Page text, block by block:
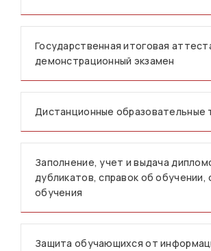
Государственная итоговая
демонстрационный экзамен
Дистанционные образовательные
Заполнение, учет и выдача
дубликатов, справок об обучении,
обучения
Защита обучающихся от